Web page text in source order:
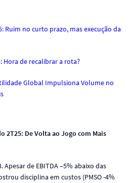
Ruim no curto prazo, mas execução da
Hora de recalibrar a rota?
Global Impulsiona Volume no
2T25: De Volta ao Jogo com Mais
Apesar de EBITDA –5% abaixo das
disciplina em custos (PMSO -4%